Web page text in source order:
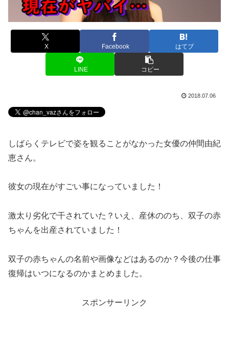
X Facebook はてブ
LINE コピー
2018.07.06
しばらくテレビで姿を観ることがなかった女優の仲間由紀
恵さん。
彼女の現在がすごい事になっていました！
激太り劣化で干されていた？いえ、産休ののち、双子の赤
ちゃんを出産されていました！
双子の赤ちゃんの名前や画像などはあるのか？今後の仕事
復帰はいつになるのかまとめました。
スポンサーリンク